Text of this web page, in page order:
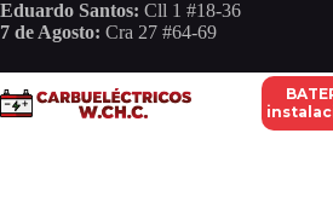
Saltar
al
Eduardo Santos: Cll 1 #18-36
7 de Agosto: Cra 27 #64-69